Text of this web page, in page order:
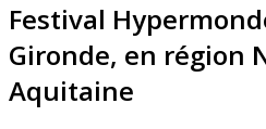
Festival
Gironde, en région
Aquitaine